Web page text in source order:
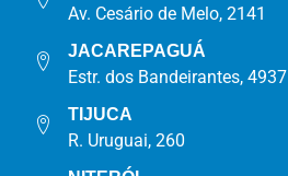
Av. Cesário de Melo, 2141
JACAREPAGUÁ
Estr. dos Bandeirantes, 4937
TIJUCA
R. Uruguai, 260